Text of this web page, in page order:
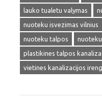
lauko tualetu valymas
nuoteku isvezimas vilnius
nuoteku talpos
plastikines talpos
vietines kanalizacijos